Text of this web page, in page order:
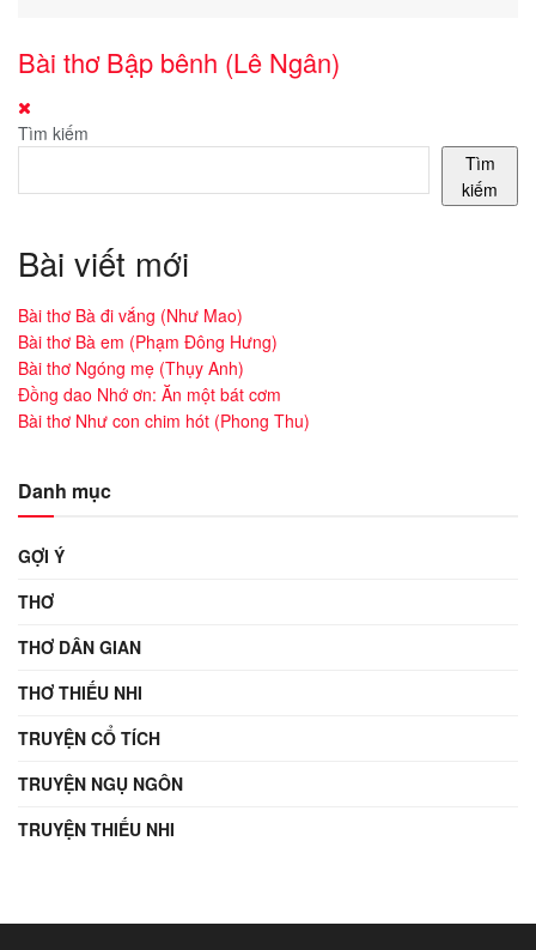
Bài thơ Bập bênh (Lê Ngân)
Tìm kiếm
Tìm
kiếm
Bài viết mới
Bài thơ Bà đi vắng (Như Mao)
Bài thơ Bà em (Phạm Đông Hưng)
Bài thơ Ngóng mẹ (Thụy Anh)
Đồng dao Nhớ ơn: Ăn một bát cơm
Bài thơ Như con chim hót (Phong Thu)
Danh mục
GỢI Ý
THƠ
THƠ DÂN GIAN
THƠ THIẾU NHI
TRUYỆN CỔ TÍCH
TRUYỆN NGỤ NGÔN
TRUYỆN THIẾU NHI